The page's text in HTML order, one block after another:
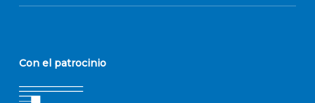
Con el patrocinio